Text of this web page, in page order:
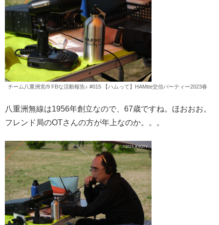
チーム八重洲党/9 FBな活動報告♪ #015 【ハムって】HAMtte交信パーティー2023春
八重洲無線は1956年創立なので、67歳ですね。ほおおお。
フレンド局のOTさんの方が年上なのか。。。